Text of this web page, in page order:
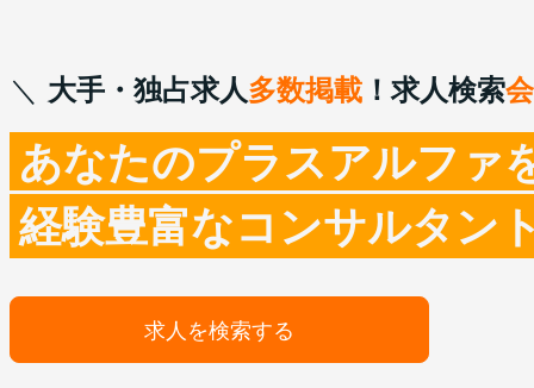
大手・独占求人多数掲載 ！求人検索
あなたのプラスアルファ
経験豊富なコンサルタン
求人を検索する